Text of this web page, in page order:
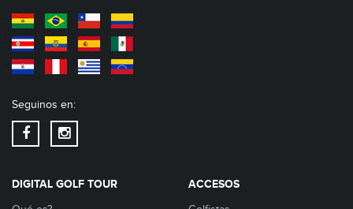
Seguinos en:
DIGITAL GOLF TOUR ACCESOS